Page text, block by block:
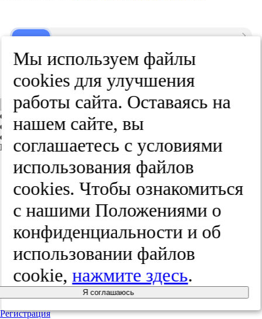
Пройдите проверку
Издательство "Медиа Сфера" не
оказывает услуги по лечению, не дает рекомендации по
обращению в медицинские учреждения и к конкретным
специалистам, по назначению лекарственных средств и
БАДов.
Журналы
Архив
Реклама
Доставка / Оплата
О нас
Контакты
Политика конфиденциальности
Политика обработки персональных данных
Обучение для редакций
Регистрация
Мы используем файлы
cооkies для улучшения
работы сайта. Оставаясь на
нашем сайте, вы
соглашаетесь с условиями
использования файлов
cооkies. Чтобы ознакомиться
с нашими Положениями о
конфиденциальности и об
использовании файлов
cookie,нажмите здесь.
Я соглашаюсь